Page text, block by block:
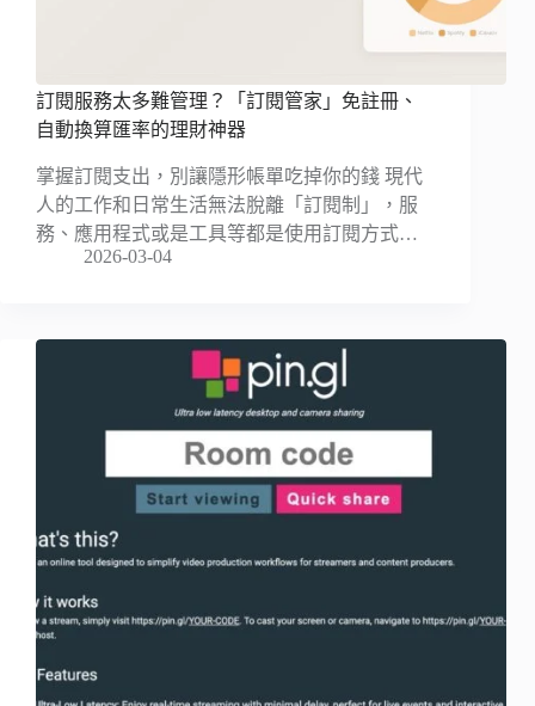
訂閱服務太多難管理？「訂閱管家」免註冊、
自動換算匯率的理財神器
掌握訂閱支出，別讓隱形帳單吃掉你的錢 現代
人的工作和日常生活無法脫離「訂閱制」，服
務、應用程式或是工具等都是使用訂閱方式…
2026-03-04